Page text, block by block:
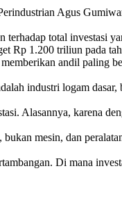
Agus
total investasi
Rp 1.200 triliun pada
andil paling
industri logam dasar,
Alasannya, karena
mesin, dan
Di mana